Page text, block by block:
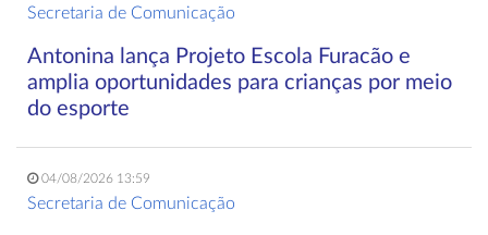
Secretaria de Comunicação
Antonina lança Projeto Escola Furacão e
amplia oportunidades para crianças por meio
do esporte
04/08/2026 13:59
Secretaria de Comunicação